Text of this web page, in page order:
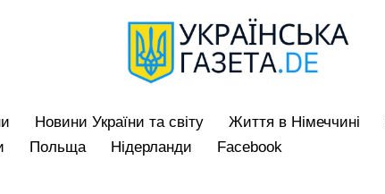
Hовини України та світу Життя в Німеччині
Польща Нідерланди Facebook